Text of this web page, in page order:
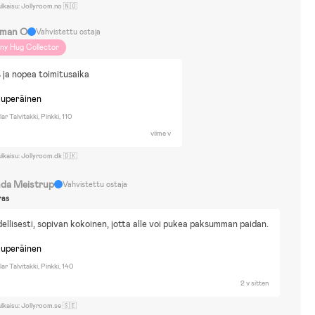
& Askartelu
Roolileikit
Jollyroom.no 🇳🇴
O
Vahvistettu ostaja
Hug Collector
ja nopea toimitusaika
Talvitakki, Pinkki, 110
viime v
Jollyroom.dk 🇩🇰
Meistrup
Vahvistettu ostaja
sopivan kokoinen, jotta alle voi pukea paksumman paidan.
Talvitakki, Pinkki, 140
2 v sitten
Jollyroom.se 🇸🇪